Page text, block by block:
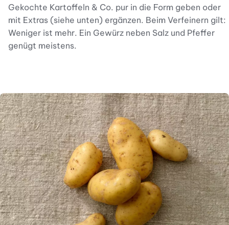
Gekochte Kartoffeln & Co. pur in die Form geben oder
mit Extras (siehe unten) ergänzen. Beim Verfeinern gilt:
Weniger ist mehr. Ein Gewürz neben Salz und Pfeffer
genügt meistens.